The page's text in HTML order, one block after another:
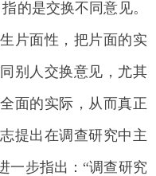
的是交换不同意见。
片面性，把片面的实
别人交换意见，尤其
面的实际，从而真正
提出在调查研究中主
一步指出：“调查研究